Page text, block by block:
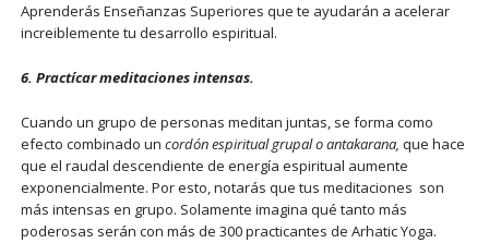
Aprenderás Enseñanzas Superiores que te ayudarán a acelerar
increiblemente tu desarrollo espiritual.
6. Practícar meditaciones intensas.
Cuando un grupo de personas meditan juntas, se forma como
efecto combinado un cordón espiritual grupal o antakarana, que hace
que el raudal descendiente de energía espiritual aumente
exponencialmente. Por esto, notarás que tus meditaciones son
más intensas en grupo. Solamente imagina qué tanto más
poderosas serán con más de 300 practicantes de Arhatic Yoga.